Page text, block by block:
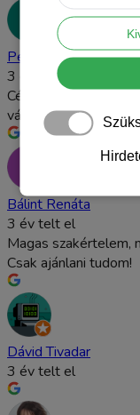
Péter Schefer
3 év telt el
Céltudatos és
választottam
Bálint Renáta
3 év telt el
Magas szakértelem,
Csak ajánlani tudom!
Dávid Tivadar
3 év telt el